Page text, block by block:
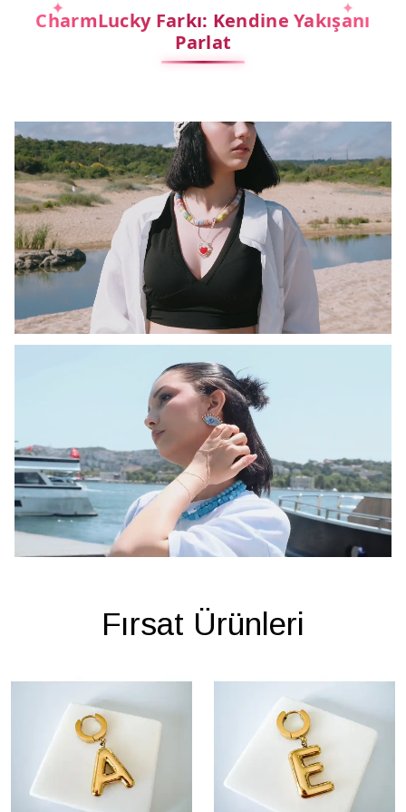
CharmLucky Farkı: Kendine Yakışanı
Parlat
Fırsat Ürünleri